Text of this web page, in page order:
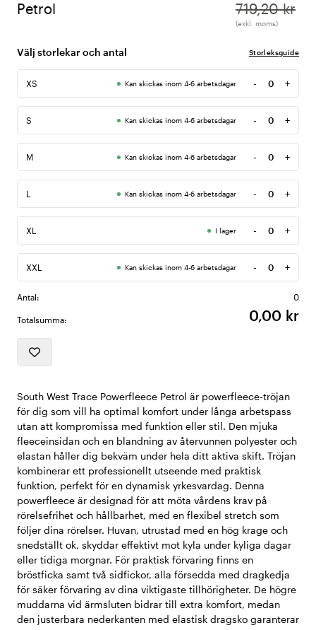
Petrol
719,20 kr
(exkl. moms)
Välj storlekar och antal Storleksguide
XS Kan skickas inom 4-6 arbetsdagar -
Antal
+
S Kan skickas inom 4-6 arbetsdagar -
Antal
+
M Kan skickas inom 4-6 arbetsdagar -
Antal
+
L Kan skickas inom 4-6 arbetsdagar -
Antal
+
XL I lager -
Antal
+
XXL Kan skickas inom 4-6 arbetsdagar -
Antal
+
Antal: 0
Totalsumma: 0,00 kr
South West Trace Powerfleece Petrol är powerfleece-tröjan
för dig som vill ha optimal komfort under långa arbetspass
utan att kompromissa med funktion eller stil. Den mjuka
fleeceinsidan och en blandning av återvunnen polyester och
elastan håller dig bekväm under hela ditt aktiva skift. Tröjan
kombinerar ett professionellt utseende med praktisk
funktion, perfekt för en dynamisk yrkesvardag. Denna
powerfleece är designad för att möta vårdens krav på
rörelsefrihet och hållbarhet, med en flexibel stretch som
följer dina rörelser. Huvan, utrustad med en hög krage och
snedställt ok, skyddar effektivt mot kyla under kyliga dagar
eller tidiga morgnar. För praktisk förvaring finns en
bröstficka samt två sidfickor, alla försedda med dragkedja
för säker förvaring av dina viktigaste tillhörigheter. De högre
muddarna vid ärmsluten bidrar till extra komfort, medan
den justerbara nederkanten med elastisk dragsko garanterar